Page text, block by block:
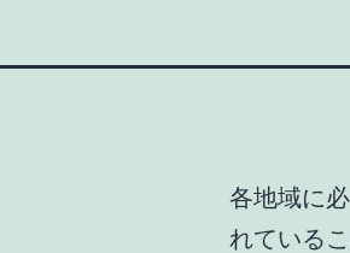
各地域に
れている